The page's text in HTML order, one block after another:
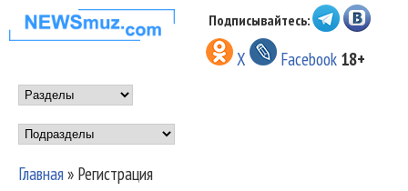
Перейти к основному
содержанию
НОВОСТИ
МУЗЫКИ И
ШОУ БИЗНЕСА
NEWSMUZ.COM
Подписывайтесь:
X Facebook 18+
Main menu
Подразделы
Главная» Регистрация